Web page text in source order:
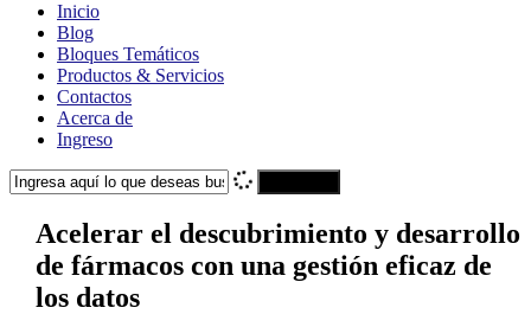
Inicio
Blog
Bloques Temáticos
Productos & Servicios
Contactos
Acerca de
Ingreso
Acelerar el descubrimiento y desarrollo
de fármacos con una gestión eficaz de
los datos